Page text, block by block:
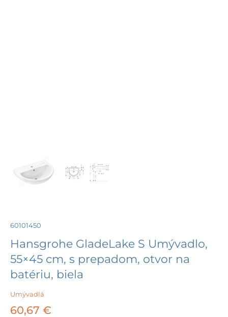
60101450
Hansgrohe GladeLake S Umývadlo,
55×45 cm, s prepadom, otvor na
batériu, biela
Umývadlá
60,67 €